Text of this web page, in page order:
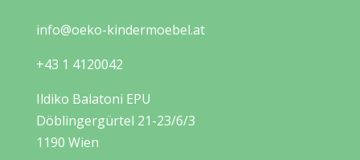
info@oeko-kindermoebel.at
+43 1 4120042
Ildiko Balatoni EPU
Döblingergürtel 21-23/6/3
1190 Wien